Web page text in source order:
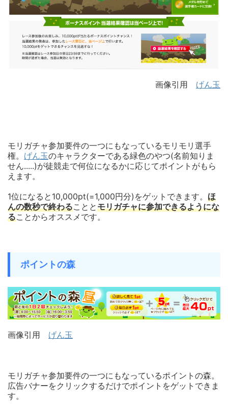
画像引用 げん玉
モリガチャ参加要件の一つにもなっているモリモリ選手
権。 げん玉のキャラクターである緑色のやつ(名前知りま
せん.....)が徒競走で何位になるかに応じてポイントがもら
えます。
1位になると10,000pt(=1,000円分)をゲットできます。 ほ
んの数秒で終わることとモリガチャに参加できるようにな
ることからオススメです。
ポイントの森
画像引用 げん玉
モリガチャ参加要件の一つにもなっているポイントの森。
広告バナーをクリックするだけでポイントをゲットできま
す。